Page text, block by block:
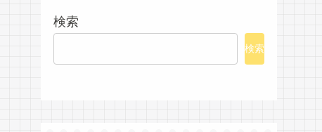
検索
検索